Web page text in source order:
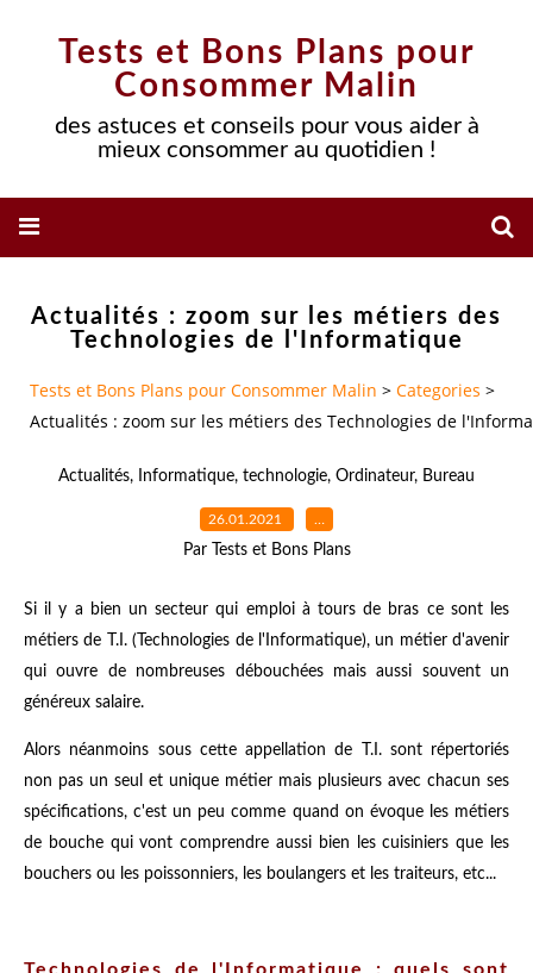
Tests et Bons Plans pour
Consommer Malin
des astuces et conseils pour vous aider à
mieux consommer au quotidien !
Actualités : zoom sur les métiers des
Technologies de l'Informatique
Tests et Bons Plans pour Consommer Malin > Categories >
Actualités : zoom sur les métiers des Technologies de
Actualités, Informatique, technologie, Ordinateur, Bureau
26.01.2021 …
Par Tests et Bons Plans
Si il y a bien un secteur qui emploi à tours de bras ce sont les
métiers de T.I. (Technologies de l'Informatique), un métier d'avenir
qui ouvre de nombreuses débouchées mais aussi souvent un
généreux salaire.
Alors néanmoins sous cette appellation de T.I. sont répertoriés
non pas un seul et unique métier mais plusieurs avec chacun ses
spécifications, c'est un peu comme quand on évoque les métiers
de bouche qui vont comprendre aussi bien les cuisiniers que les
bouchers ou les poissonniers, les boulangers et les traiteurs, etc...